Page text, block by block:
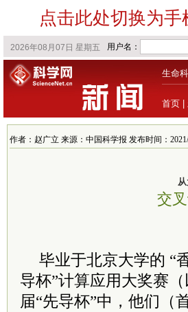
点击此处切换为手
生命
首页
作者：赵广立 来源：中国科学报 发布时间：2021/
从
交
毕业于北京大学的 “
导杯”计算应用大奖赛
届“先导杯”中，他们（